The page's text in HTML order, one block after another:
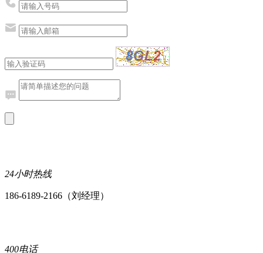
24小时热线
186-6189-2166（刘经理）
400电话